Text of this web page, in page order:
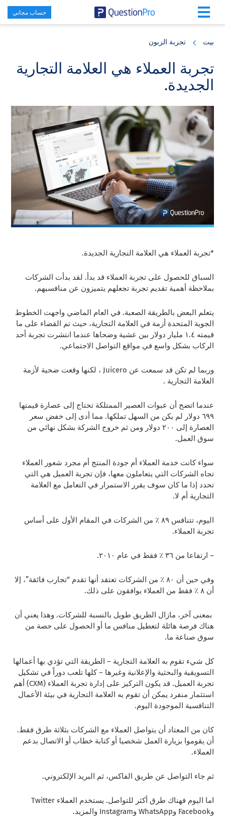
حساب مجاني
بيت تجربة الزبون
تجربة العملاء هي العلامة التجارية
الجديدة.
*تجربة العملاء هي العلامة التجارية الجديدة.
السباق للحصول على تجربة العملاء قد بدأ. لقد بدأت الشركات
بملاحظة أهمية تقديم تجربة تجعلهم يتميزون عن منافسيهم.
يتعلم البعض بالطريقة الصعبة. في العام الماضي واجهت الخطوط
الجوية المتحدة أزمة في العلامة التجارية، حيث تم القضاء على ما
قيمته ١.٤ مليار دولار بين عشية وضحاها عندما انتشرت تجربة أحد
الركاب بشكل واسع في مواقع التواصل الاجتماعي.
وربما لم تكن قد سمعت عن Juicero ، لكنها وقعت ضحية لأزمة
العلامة التجارية .
عندما اتضح أن عبوات العصير الممتلكة تحتاج إلى عصارة قيمتها
٦٩٩ دولار لم يكن من السهل تملكها. مما أدى إلى خفض سعر
العصارة إلى ٢٠٠ دولار ومن ثم خروج الشركة بشكل نهائي من
سوق العمل.
سواء كانت خدمة العملاء أم جودة المنتج أم مجرد شعور العملاء
تجاه الشركات التي يتعاملون معها، فإن تجربة العميل هي التي
تحدد إذا ما كان سوف يقرر الاستمرار في التعامل مع العلامة
التجارية أم لا.
اليوم، تتنافس ٨٩ ٪ من الشركات في المقام الأول على أساس
تجربة العملاء.
– ارتفاعا من ٣٦ ٪ فقط في عام ٢٠١٠.
وفي حين أن ٨٠ ٪ من الشركات تعتقد أنها تقدم “تجارب فائقة”، إلا
أن ٨ ٪ فقط من العملاء يوافقون على ذلك.
بمعنى آخر، مازال الطريق طويل بالنسبة للشركات. وهذا يعني أن
هناك فرصة هائلة لتعطيل منافس ما أو الحصول على حصة من
سوق صناعة ما.
كل شيء تقوم به العلامة التجارية – الطريقة التي تؤدي بها أعمالها
التسويقية والبحثية والإعلانية وغيرها – كلها تلعب دوراً في تشكيل
تجربة العميل. قد يكون التركيز على إدارة تجربة العملاء (CXM) أهم
استثمار منفرد يمكن أن تقوم به العلامة التجارية في بيئة الأعمال
التنافسية الموجودة اليوم.
كان من المعتاد أن يتواصل العملاء مع الشركات بثلاثة طرق فقط.
أن يقوموا بزيارة العمل شخصيا أو كتابة خطاب أو الاتصال بدعم
العملاء.
ثم جاء التواصل عن طريق الفاكس، ثم البريد الإلكتروني.
اما اليوم فهناك طرق أكثر للتواصل. يستخدم العملاء Twitter
وFacebook وWhatsApp وInstagram والمزيد.